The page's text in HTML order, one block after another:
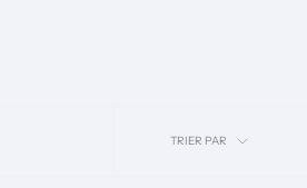
Trier
TRIER PAR